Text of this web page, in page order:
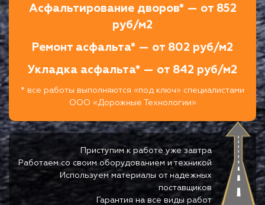
Асфальтирование дворов* — от 852
руб/м2
Ремонт асфальта* — от 802 руб/м2
Укладка асфальта* — от 842 руб/м2
* все работы выполняются «под ключ» специалистами
ООО «Дорожные Технологии»
Приступим к работе уже завтра
Работаем со своим оборудованием и техникой
Используем материалы от надежных
поставщиков
Гарантия на все виды работ